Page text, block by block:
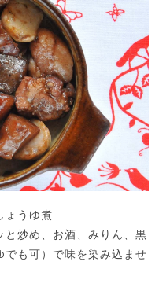
ょうゆ煮
と炒め、お酒、みりん、黒
でも可）で味を染み込ませ